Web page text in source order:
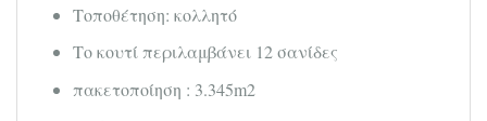
Τοποθέτηση: κολλητό
Tο κουτί περιλαμβάνει 12 σανίδες
πακετοποίηση : 3.345m2